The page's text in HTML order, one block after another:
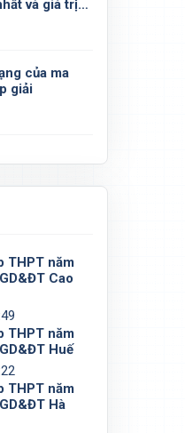
và giá trị
của ma
giải
THPT năm
Cao
THPT năm
Huế
THPT năm
Hà